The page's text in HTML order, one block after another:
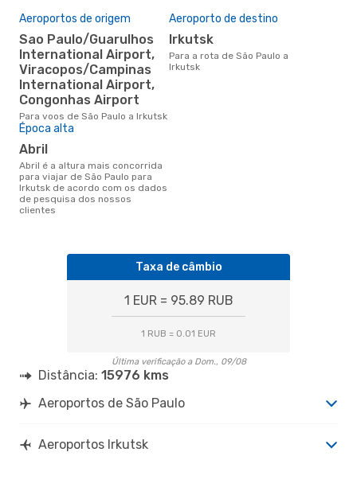
Aeroportos de origem
Sao Paulo/Guarulhos
International Airport,
Viracopos/Campinas
International Airport,
Congonhas Airport
Para voos de São Paulo a Irkutsk
Aeroporto de destino
Irkutsk
Para a rota de São Paulo a
Irkutsk
Época alta
abril
abril é a altura mais concorrida
para viajar de São Paulo para
Irkutsk de acordo com os dados
de pesquisa dos nossos
clientes
Taxa de câmbio
1 EUR = 95.89 RUB
1 RUB = 0.01 EUR
Última verificação a Dom., 09/08
Distância: 15976 kms
Aeroportos de São Paulo
Aeroportos Irkutsk